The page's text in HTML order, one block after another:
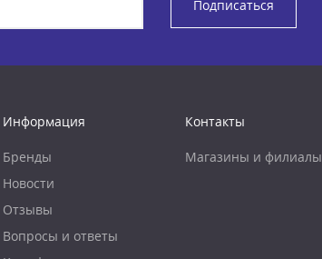
Подписаться
Информация
Бренды
Новости
Отзывы
Вопросы и ответы
Контакты
Магазины и филиалы